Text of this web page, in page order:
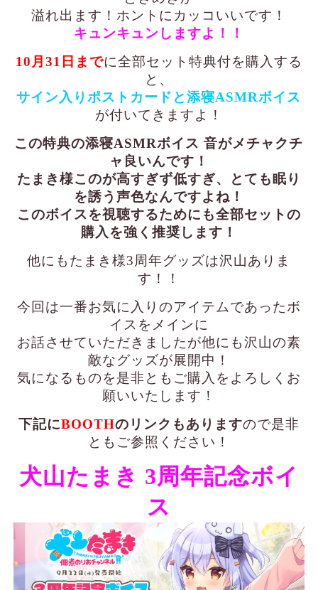
溢れ出ます！ホントにカッコいいです！
キュンキュンしますよ！！
10月31日までに全部セット特典付を購入する
と、
サイン入りポストカードと添寝ASMRボイス
が付いてきますよ！
この特典の添寝ASMRボイス 音がメチャクチ
ャ良いんです！
たまき様このが高すぎず低すぎ、とても眠り
を誘う声色なんですよね！
このボイスを視聴するためにも全部セットの
購入を強く推奨します！
他にもたまき様3周年グッズは沢山ありま
す！！
今回は一番お気に入りのアイテムであったボ
イスをメインに
お話させていただきましたが他にも沢山の素
敵なグッズが展開中！
気になるものを是非ともご購入をよろしくお
願いいたします！
下記にBOOTHのリンクもありますので是非
ともご参照ください！
犬山たまき 3周年記念ボイ
ス